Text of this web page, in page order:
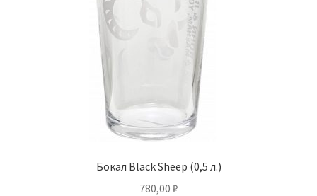
Бокал Black Sheep (0,5 л.)
780,00 ₽